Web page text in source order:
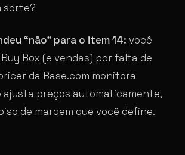
sorte?
“não” para o item 14: você
Box (e vendas) por falta de
da Base.com monitora
preços automaticamente,
de margem que você define.